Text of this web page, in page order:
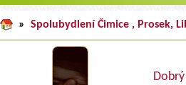
» Spolubydlení Čimice , Prosek,